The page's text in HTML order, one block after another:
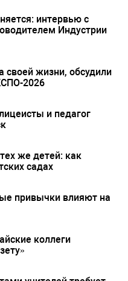
интервью с
Индустрии
своей жизни, обсудили
2026
и педагог
же детей: как
садах
привычки влияют на
коллеги